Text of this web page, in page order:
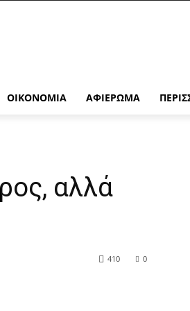
ΟΙΚΟΝΟΜΊΑ ΑΦΙΈΡΩΜΑ
αλλά
0
410